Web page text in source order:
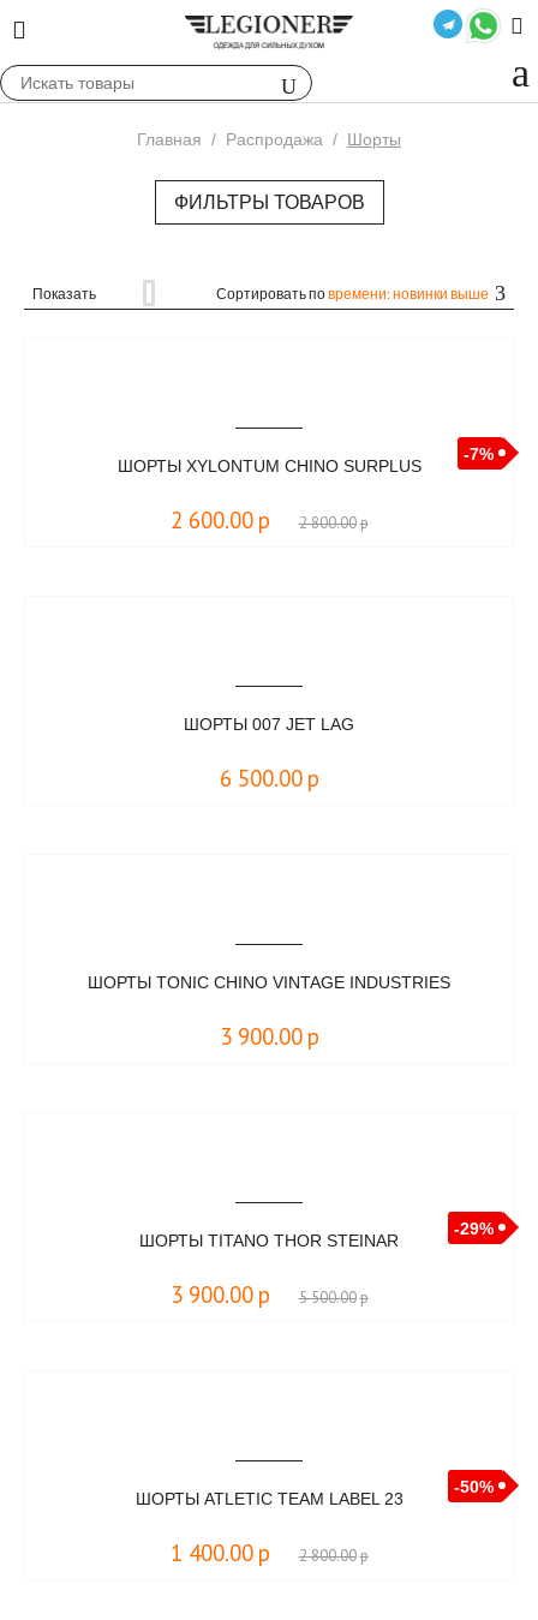
Главная / Распродажа / Шорты
ФИЛЬТРЫ ТОВАРОВ
Показать Сортировать повремени: новинки выше
-7%
ШОРТЫ XYLONTUM CHINO SURPLUS
2 600.00 р 2 800.00р
ШОРТЫ 007 JET LAG
6 500.00 р
ШОРТЫ TONIC CHINO VINTAGE INDUSTRIES
3 900.00 р
-29%
ШОРТЫ TITANO THOR STEINAR
3 900.00 р 5 500.00р
-50%
ШОРТЫ ATLETIC TEAM LABEL 23
1 400.00 р 2 800.00р